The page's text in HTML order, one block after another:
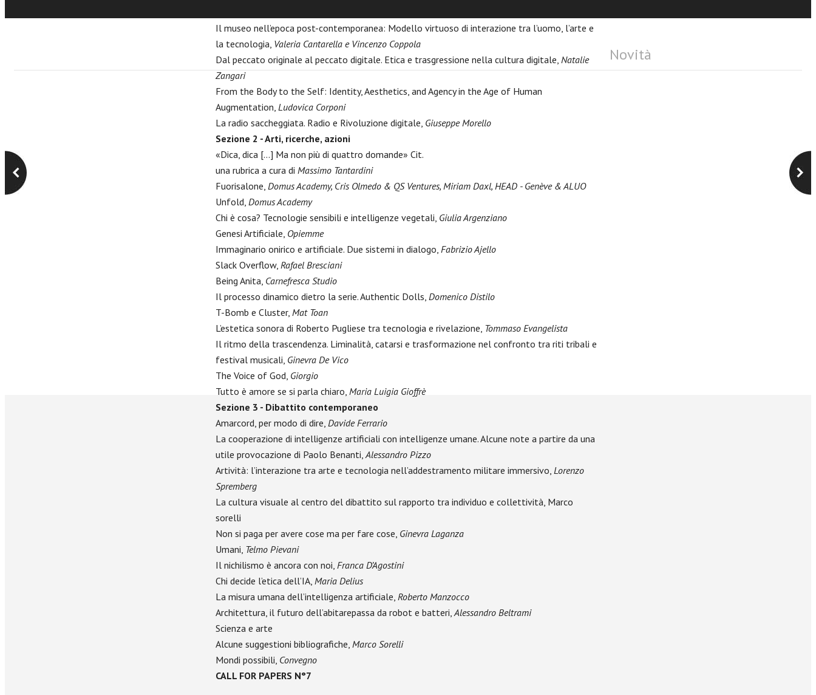
Il museo nell’epoca post-contemporanea: Modello virtuoso di interazione tra l’uomo, l’arte e
la tecnologia, Valeria Cantarella e Vincenzo Coppola
Dal peccato originale al peccato digitale. Etica e trasgressione nella cultura digitale, Natalie
Zangari
From the Body to the Self: Identity, Aesthetics, and Agency in the Age of Human
Augmentation, Ludovica Corponi
La radio saccheggiata. Radio e Rivoluzione digitale, Giuseppe Morello
Sezione 2 - Arti, ricerche, azioni
«Dica, dica [...] Ma non più di quattro domande» Cit.
una rubrica a cura di Massimo Tantardini
Fuorisalone, Domus Academy, Cris Olmedo & QS Ventures, Miriam Daxl, HEAD - Genève & ALUO
Unfold, Domus Academy
Chi è cosa? Tecnologie sensibili e intelligenze vegetali, Giulia Argenziano
Genesi Artificiale, Opiemme
Immaginario onirico e artificiale. Due sistemi in dialogo, Fabrizio Ajello
Slack Overflow, Rafael Bresciani
Being Anita, Carnefresca Studio
Il processo dinamico dietro la serie. Authentic Dolls, Domenico Distilo
T-Bomb e Cluster, Mat Toan
L’estetica sonora di Roberto Pugliese tra tecnologia e rivelazione, Tommaso Evangelista
Il ritmo della trascendenza. Liminalità, catarsi e trasformazione nel confronto tra riti tribali e
festival musicali, Ginevra De Vico
The Voice of God, Giorgio
Tutto è amore se si parla chiaro, Maria Luigia Gioffrè
Sezione 3 - Dibattito contemporaneo
Amarcord, per modo di dire, Davide Ferrario
La cooperazione di intelligenze artificiali con intelligenze umane. Alcune note a partire da una
utile provocazione di Paolo Benanti, Alessandro Pizzo
Artività: l’interazione tra arte e tecnologia nell’addestramento militare immersivo, Lorenzo
Spremberg
La cultura visuale al centro del dibattito sul rapporto tra individuo e collettività, Marco
sorelli
Non si paga per avere cose ma per fare cose, Ginevra Laganza
Umani, Telmo Pievani
Il nichilismo è ancora con noi, Franca D’Agostini
Chi decide l’etica dell’IA, Maria Delius
La misura umana dell’intelligenza artificiale, Roberto Manzocco
Architettura, il futuro dell’abitarepassa da robot e batteri, Alessandro Beltrami
Scienza e arte
Alcune suggestioni bibliografiche, Marco Sorelli
Mondi possibili, Convegno
CALL FOR PAPERS N°7
Novità